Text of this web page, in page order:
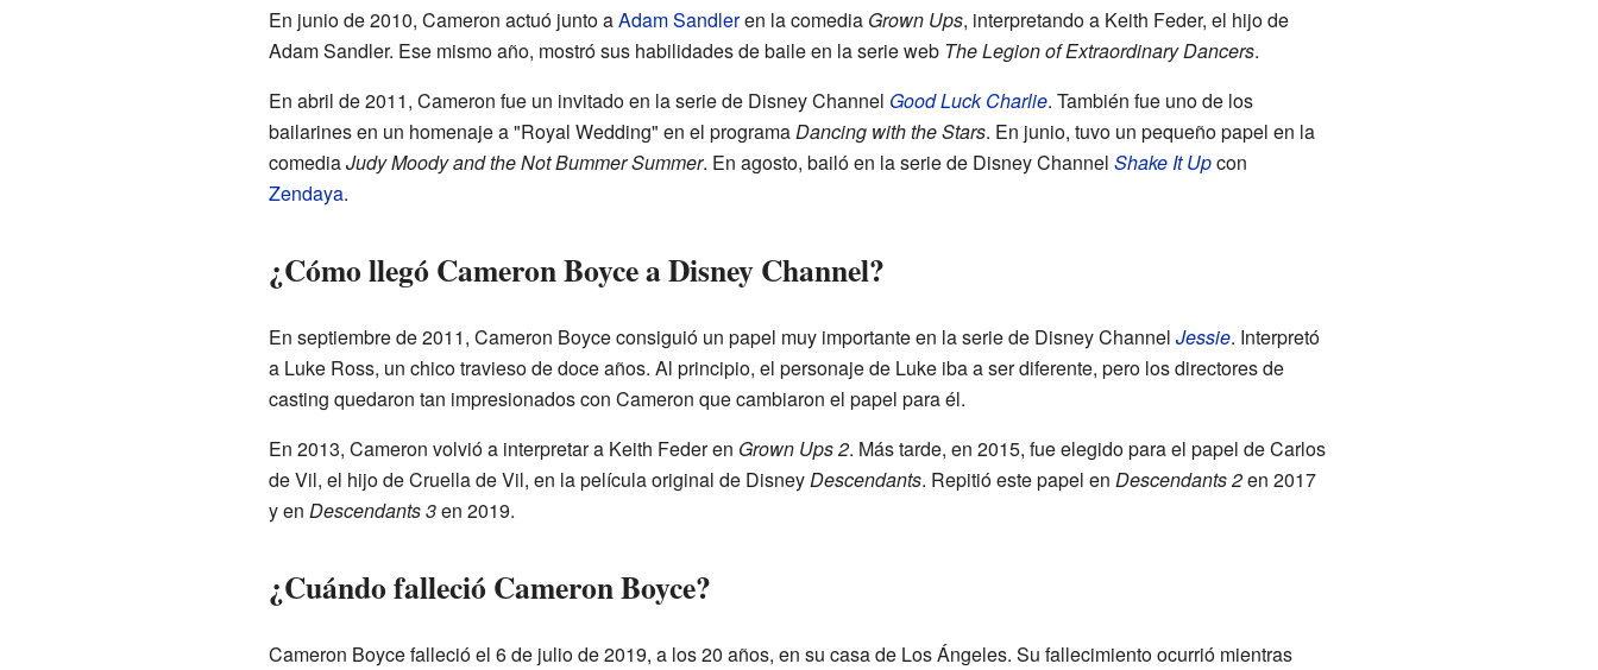
En junio de 2010, Cameron actuó junto aAdam Sandleren la comedia Grown Ups, interpretando a Keith Feder, el hijo de
Adam Sandler. Ese mismo año, mostró sus habilidades de baile en la serie web The Legion of Extraordinary Dancers.
En abril de 2011, Cameron fue un invitado en la serie de Disney Channel Good Luck Charlie. También fue uno de los
bailarines en un homenaje a "Royal Wedding" en el programaDancing with the Stars. En junio, tuvo un pequeño papel en la
comediaJudy Moody and the Not Bummer Summer. En agosto, bailó en la serie de Disney Channel Shake It Upcon
Zendaya.
¿Cómo llegó Cameron Boyce a Disney Channel?
En septiembre de 2011, Cameron Boyce consiguió un papel muy importante en la serie de Disney Channel Jessie. Interpretó
a Luke Ross, un chico travieso de doce años. Al principio, el personaje de Luke iba a ser diferente, pero los directores de
casting quedaron tan impresionados con Cameron que cambiaron el papel para él.
En 2013, Cameron volvió a interpretar a Keith Feder en Grown Ups 2. Más tarde, en 2015, fue elegido para el papel de Carlos
de Vil, el hijo de Cruella de Vil, en la película original de DisneyDescendants. Repitió este papel en Descendants 2en 2017
y en Descendants 3en 2019.
¿Cuándo falleció Cameron Boyce?
Cameron Boyce falleció el 6 de julio de 2019, a los 20 años, en su casa de Los Ángeles. Su fallecimiento ocurrió mientras